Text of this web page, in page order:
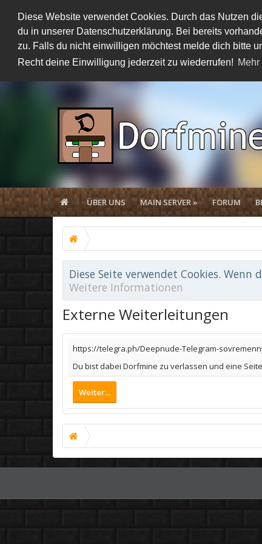
Diese Website verwendet Cookies. Durch das Nutzen
du in unserer Datenschutzerklärung. Bei bereits
zu. Falls du nicht einwilligen möchtest melde dich bitte
Recht deine Einwilligung jederzeit zu wiederrufen! Mehr
ÜBER UNS MAIN SERVER » FORUM
Diese Seite verwendet Cookies.
Weitere Informationen
Externe Weiterleitungen
https://telegra.ph/Deepnude-Telegram-
Du bist dabei Dorfmine zu verlassen und eine
Weiter...